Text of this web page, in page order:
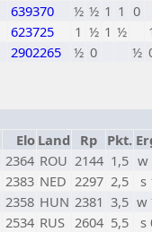
639370 ½ ½ 1 1 0
623725 1 ½ 1 ½
2902265 ½ 0 ½
Elo Land Rp Pkt.
2364 ROU 2144 1,5 w
2383 NED 2297 2,5
s
2358 HUN 2381 3,5 w
2534 RUS 2604 5,5
s